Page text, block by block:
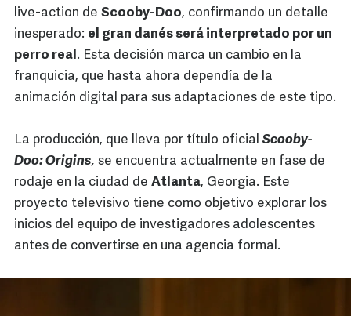
live-action de Scooby-Doo, confirmando un detalle
inesperado: el gran danés será interpretado por un
perro real. Esta decisión marca un cambio en la
franquicia, que hasta ahora dependía de la
animación digital para sus adaptaciones de este tipo.
La producción, que lleva por título oficial Scooby-
Doo: Origins, se encuentra actualmente en fase de
rodaje en la ciudad de Atlanta, Georgia. Este
proyecto televisivo tiene como objetivo explorar los
inicios del equipo de investigadores adolescentes
antes de convertirse en una agencia formal.